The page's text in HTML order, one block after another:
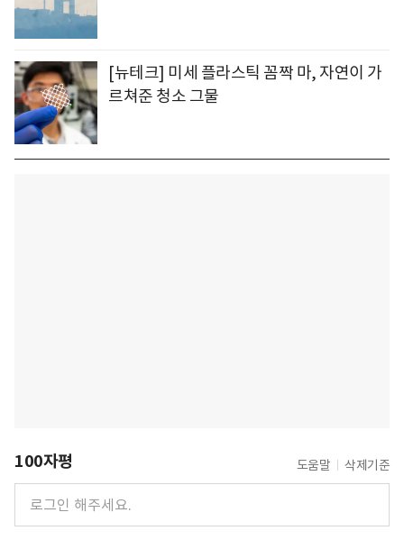
[뉴테크] 미세 플라스틱 꼼짝 마, 자연이 가
르쳐준 청소 그물
100자평 도움말 삭제기준